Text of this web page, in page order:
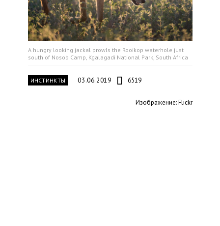
A hungry looking jackal prowls the Rooikop waterhole just
south of Nosob Camp, Kgalagadi National Park, South Africa
ИНСТИНКТЫ 03.06.2019 6519
Изображение: Flickr